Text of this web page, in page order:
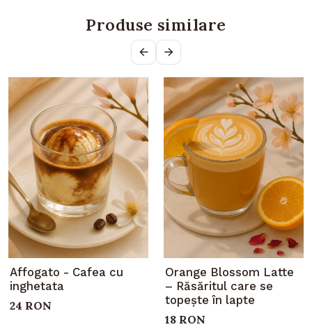
Produse similare
Affogato - Cafea cu
inghetata
24 RON
Orange Blossom Latte
– Răsăritul care se
topește în lapte
18 RON